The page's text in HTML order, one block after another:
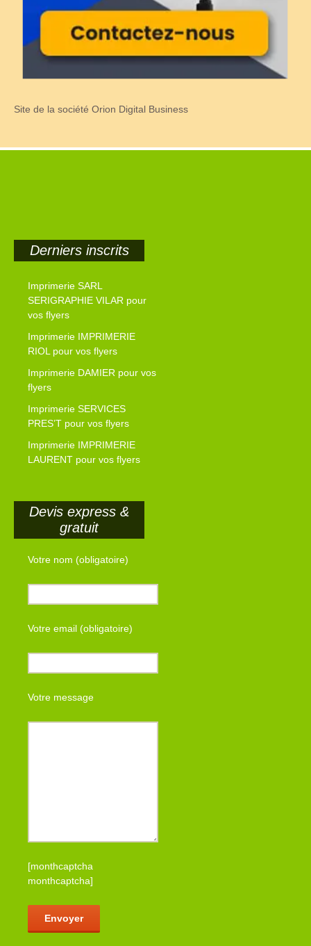
Site de la société Orion Digital Business
Derniers inscrits
Imprimerie SARL
SERIGRAPHIE VILAR pour
vos flyers
Imprimerie IMPRIMERIE
RIOL pour vos flyers
Imprimerie DAMIER pour vos
flyers
Imprimerie SERVICES
PRES’T pour vos flyers
Imprimerie IMPRIMERIE
LAURENT pour vos flyers
Devis express &
gratuit
Votre nom (obligatoire)
Votre email (obligatoire)
Votre message
[monthcaptcha
monthcaptcha]